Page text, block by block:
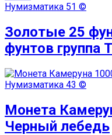
Нумизматика 51 ©
Золотые 25
фунтов группа
Нумизматика 43 ©
Монета
Черный лебедь